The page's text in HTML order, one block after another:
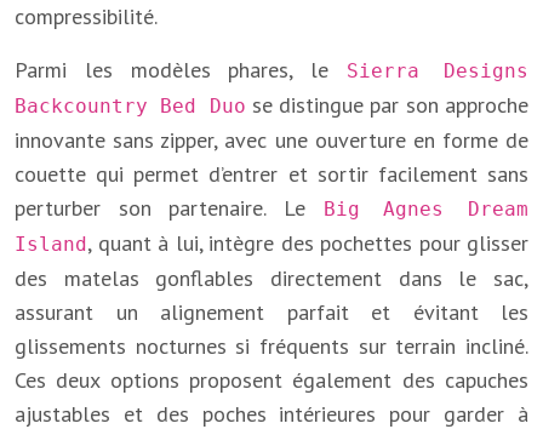
compressibilité.
Parmi les modèles phares, le
Sierra Designs
Backcountry Bed Duo se distingue par son approche
innovante sans zipper, avec une ouverture en forme de
couette qui permet d’entrer et sortir facilement sans
perturber son partenaire. Le
Big Agnes Dream
Island, quant à lui, intègre des pochettes pour glisser
des matelas gonflables directement dans le sac,
assurant un alignement parfait et évitant les
glissements nocturnes si fréquents sur terrain incliné.
Ces deux options proposent également des capuches
ajustables et des poches intérieures pour garder à